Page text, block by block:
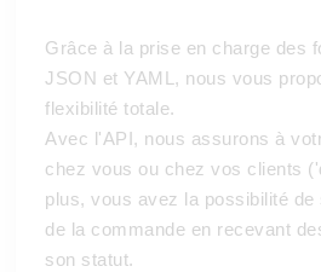
Grâce à la prise en charge des
JSON et YAML, nous vous
flexibilité totale.
Avec l'API, nous assurons à
chez vous ou chez vos clients
plus, vous avez la possibilité de
de la commande en recevant
son statut.